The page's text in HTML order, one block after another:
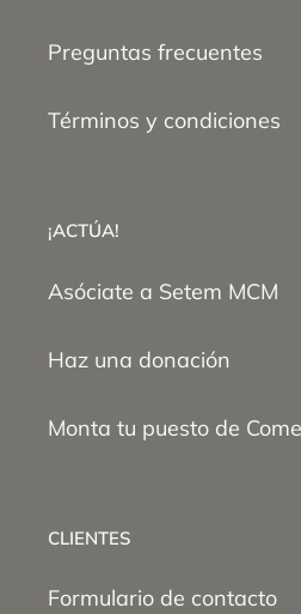
Preguntas frecuentes
Términos y condiciones
¡ACTÚA!
Asóciate a Setem MCM
Haz una donación
Monta tu puesto de
CLIENTES
Formulario de contacto